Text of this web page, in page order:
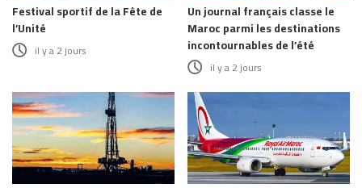
Festival sportif de la Fête de
l’Unité
il y a 2 jours
Un journal français classe le
Maroc parmi les destinations
incontournables de l’été
il y a 2 jours